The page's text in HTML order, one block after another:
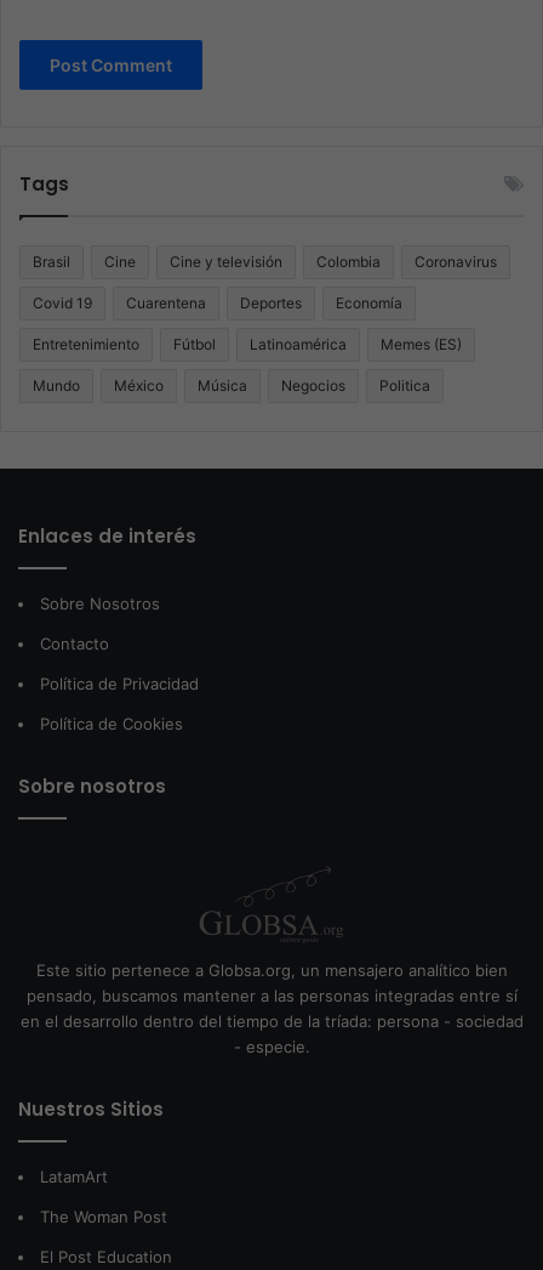
Tags
Brasil Cine Cine y televisión Colombia Coronavirus
Covid 19 Cuarentena Deportes Economía
Entretenimiento Fútbol Latinoamérica Memes (ES)
Mundo México Música Negocios Politica
Enlaces de interés
Sobre Nosotros
Contacto
Política de Privacidad
Política de Cookies
Sobre nosotros
Este sitio pertenece a Globsa.org, un mensajero analítico bien
pensado, buscamos mantener a las personas integradas entre sí
en el desarrollo dentro del tiempo de la tríada: persona - sociedad
- especie.
Nuestros Sitios
LatamArt
The Woman Post
El Post Education